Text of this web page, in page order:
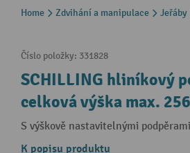
Home Zdvihání a manipulace Jeřáby
Číslo položky: 331828
SCHILLING hliníkový
celková výška max.
S výškově nastavitelnými podpěrami
K popisu produktu